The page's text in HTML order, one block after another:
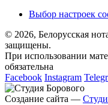
Выбор настроек
© 2026, Белорусская
защищены.
При использовании
обязательна
Facebook Instagram
Создание сайта —